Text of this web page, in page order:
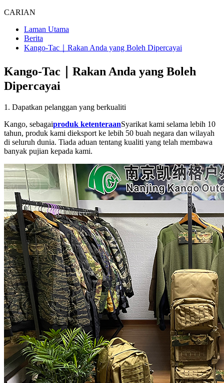
CARIAN
Laman Utama
Berita
Kango-Tac｜Rakan Anda yang Boleh Dipercayai
Kango-Tac｜Rakan Anda yang Boleh
Dipercayai
1. Dapatkan pelanggan yang berkualiti
Kango, sebagaiproduk ketenteraanSyarikat kami selama lebih 10
tahun, produk kami dieksport ke lebih 50 buah negara dan wilayah
di seluruh dunia. Tiada aduan tentang kualiti yang telah membawa
banyak pujian kepada kami.